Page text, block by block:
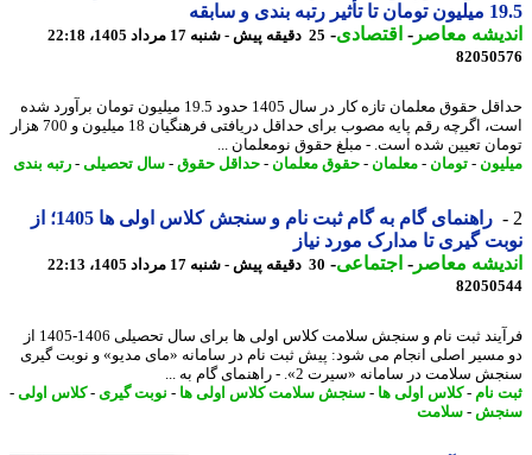
بندی و سابقه
معاصر-اقتصادی-25 دقیقه پیش - شنبه 17 مرداد 1405، 22:18
حداقل حقوق معلمان تازه کار در سال 1405 حدود 19.5 میلیون تومان برآورد شده
است، اگرچه رقم پایه مصوب برای حداقل دریافتی فرهنگیان 18 میلیون و 700 هزار
تعیین شده است. - مبلغ حقوق نومعلمان ...
-تومان-معلمان-حقوق معلمان-حداقل حقوق-سال تحصیلی-رتبه بندی
راهنمای گام به گام ثبت نام و سنجش کلاس اولی ها 1405؛ از
گیری تا مدارک مورد نیاز
معاصر-اجتماعی-30 دقیقه پیش - شنبه 17 مرداد 1405، 22:13
فرآیند ثبت نام و سنجش سلامت کلاس اولی ها برای سال تحصیلی 1406-1405 از
اصلی انجام می شود: پیش ثبت نام در سامانه «مای مدیو» و نوبت گیری
سلامت در سامانه «سیرت 2». - راهنمای گام به ...
نام-کلاس اولی ها- سنجش سلامت کلاس اولی ها- نوبت گیری- کلاس اولی -
-سلامت